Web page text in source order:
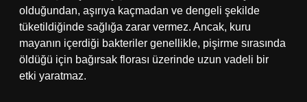
olduğundan, aşırıya kaçmadan ve dengeli şekilde
tüketildiğinde sağlığa zarar vermez. Ancak, kuru
mayanın içerdiği bakteriler genellikle, pişirme sırasında
öldüğü için bağırsak florası üzerinde uzun vadeli bir
etki yaratmaz.